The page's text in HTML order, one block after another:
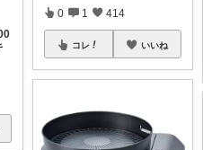
0 1 414
コレ いいね